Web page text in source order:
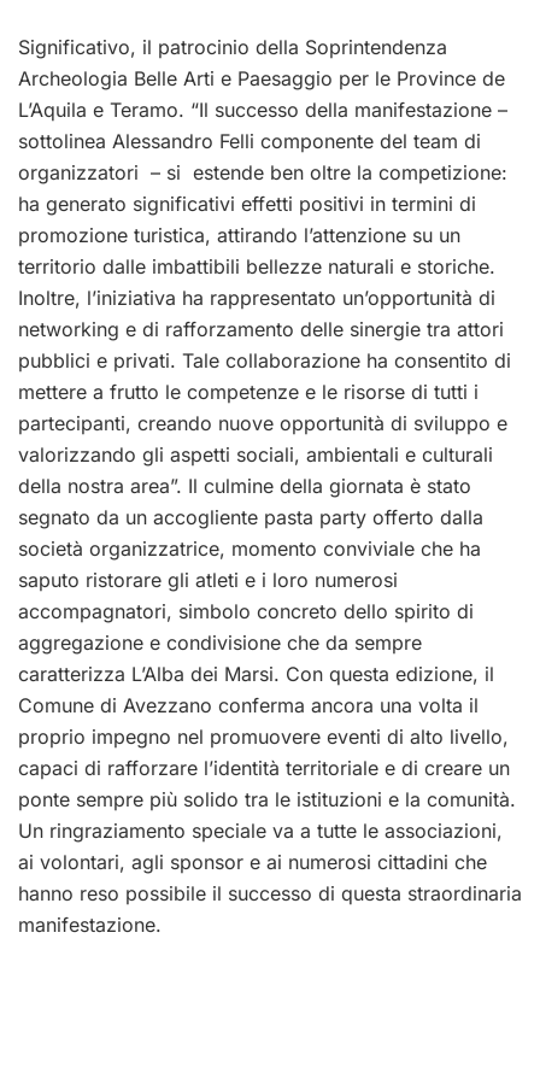
Significativo, il patrocinio della Soprintendenza
Archeologia Belle Arti e Paesaggio per le Province de
L’Aquila e Teramo. “Il successo della manifestazione –
sottolinea Alessandro Felli componente del team di
organizzatori – si estende ben oltre la competizione:
ha generato significativi effetti positivi in termini di
promozione turistica, attirando l’attenzione su un
territorio dalle imbattibili bellezze naturali e storiche.
Inoltre, l’iniziativa ha rappresentato un’opportunità di
networking e di rafforzamento delle sinergie tra attori
pubblici e privati. Tale collaborazione ha consentito di
mettere a frutto le competenze e le risorse di tutti i
partecipanti, creando nuove opportunità di sviluppo e
valorizzando gli aspetti sociali, ambientali e culturali
della nostra area”. Il culmine della giornata è stato
segnato da un accogliente pasta party offerto dalla
società organizzatrice, momento conviviale che ha
saputo ristorare gli atleti e i loro numerosi
accompagnatori, simbolo concreto dello spirito di
aggregazione e condivisione che da sempre
caratterizza L’Alba dei Marsi. Con questa edizione, il
Comune di Avezzano conferma ancora una volta il
proprio impegno nel promuovere eventi di alto livello,
capaci di rafforzare l’identità territoriale e di creare un
ponte sempre più solido tra le istituzioni e la comunità.
Un ringraziamento speciale va a tutte le associazioni,
ai volontari, agli sponsor e ai numerosi cittadini che
hanno reso possibile il successo di questa straordinaria
manifestazione.